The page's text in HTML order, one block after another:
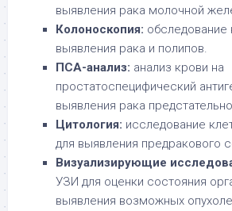
выявления рака молочной
Колоноскопия: обследование
выявления рака и полипов.
ПСА-анализ: анализ крови на
простатоспецифический
выявления рака
Цитология: исследование
для выявления предракового
Визуализирующие
УЗИ для оценки состояния
выявления возможных